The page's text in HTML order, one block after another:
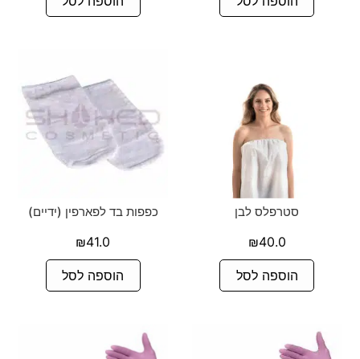
סטרפלס לבן
₪40.0
הוספה לסל
כפפות בד לפארפין (ידיים)
₪41.0
הוספה לסל